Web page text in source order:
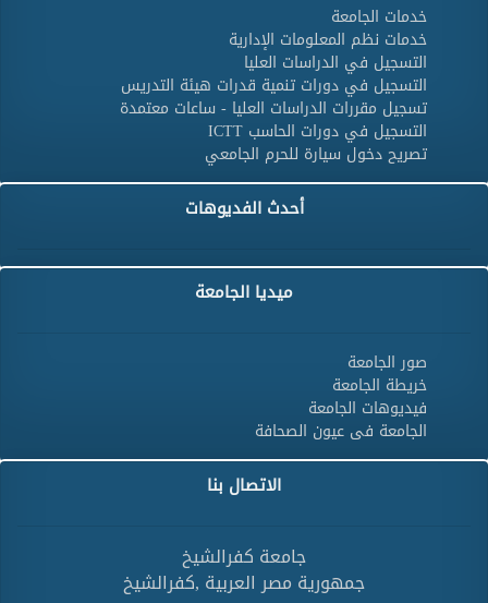
خدمات الجامعة
خدمات نظم المعلومات الإدارية
التسجيل في الدراسات العليا
التسجيل في دورات تنمية قدرات هيئة التدريس
تسجيل مقررات الدراسات العليا - ساعات معتمدة
التسجيل في دورات الحاسب ICTT
تصريح دخول سيارة للحرم الجامعي
أحدث الفديوهات
ميديا الجامعة
صور الجامعة
خريطة الجامعة
فيديوهات الجامعة
الجامعة فى عيون الصحافة
الاتصال بنا
جامعة كفرالشيخ
جمهورية مصر العربية ,كفرالشيخ